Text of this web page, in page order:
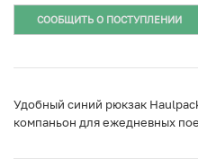
СООБЩИТЬ О ПОСТУПЛЕНИИ
Удобный синий рюкзак
компаньон для ежедневных